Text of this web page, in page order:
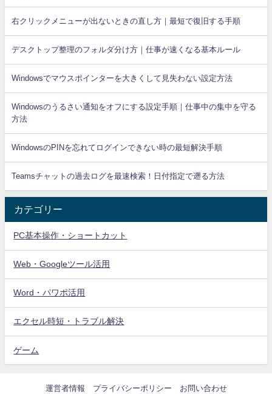
右クリックメニューが出ないときの直し方｜最短で復旧する手順
デスクトップ整理のフォルダ分け方｜仕事が速くなる基本ルール
Windowsでマウスポインターを大きくして見失わない設定方法
Windowsのうるさい通知をオフにする設定手順｜仕事中の集中を守る
方法
WindowsのPINを忘れてログインできない時の最短解決手順
Teamsチャットの過去ログを最速検索！日付指定で遡る方法
カテゴリー
PC基本操作・ショートカット
Web・Googleツール活用
Word・パワポ活用
エクセル時短・トラブル解決
ゲーム
運営者情報 プライバシーポリシー お問い合わせ